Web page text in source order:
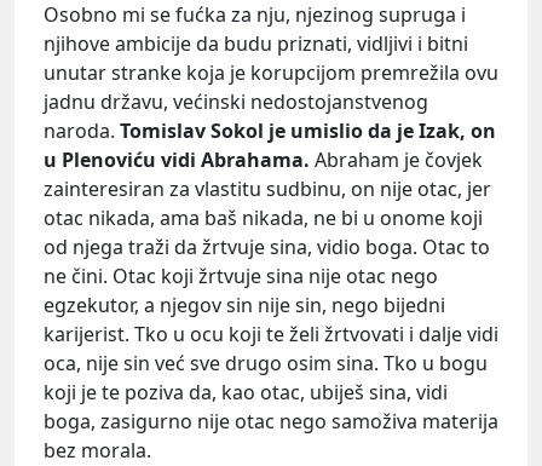
Osobno mi se fućka za nju, njezinog supruga i
njihove ambicije da budu priznati, vidljivi i bitni
unutar stranke koja je korupcijom premrežila ovu
jadnu državu, većinski nedostojanstvenog
naroda. Tomislav Sokol je umislio da je Izak, on
u Plenoviću vidi Abrahama. Abraham je čovjek
zainteresiran za vlastitu sudbinu, on nije otac, jer
otac nikada, ama baš nikada, ne bi u onome koji
od njega traži da žrtvuje sina, vidio boga. Otac to
ne čini. Otac koji žrtvuje sina nije otac nego
egzekutor, a njegov sin nije sin, nego bijedni
karijerist. Tko u ocu koji te želi žrtvovati i dalje vidi
oca, nije sin već sve drugo osim sina. Tko u bogu
koji je te poziva da, kao otac, ubiješ sina, vidi
boga, zasigurno nije otac nego samoživa materija
bez morala.